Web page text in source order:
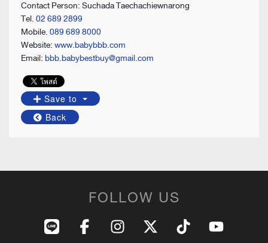
Contact Person: Suchada Taechachiewnarong
Tel.02 689 2899
Mobile.089 689 8000
Website:www.babybbb.com
Email:bbb.babybestbuy@gmail.com
Save to
Back
FOLLOW US